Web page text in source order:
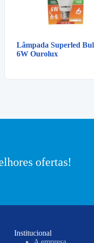
Lâmpada Superled
6W Ourolux
ofertas!
Institucional